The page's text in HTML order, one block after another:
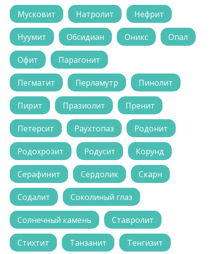
Мусковит Натролит Нефрит
Нуумит Обсидиан Оникс Опал
Офит Парагонит
Пегматит Перламутр Пинолит
Пирит Празиолит Пренит
Петерсит Раухтопаз Родонит
Родохрозит Родусит Корунд
Серафинит Сердолик Скарн
Содалит Соколиный глаз
Солнечный камень Ставролит
Стихтит Танзанит Тенгизит